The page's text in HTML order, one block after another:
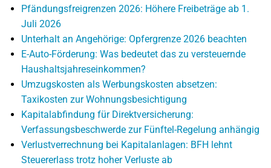
Pfändungsfreigrenzen 2026: Höhere Freibeträge ab 1.
Juli 2026
Unterhalt an Angehörige: Opfergrenze 2026 beachten
E-Auto-Förderung: Was bedeutet das zu versteuernde
Haushaltsjahreseinkommen?
Umzugskosten als Werbungskosten absetzen:
Taxikosten zur Wohnungsbesichtigung
Kapitalabfindung für Direktversicherung:
Verfassungsbeschwerde zur Fünftel-Regelung anhängig
Verlustverrechnung bei Kapitalanlagen: BFH lehnt
Steuererlass trotz hoher Verluste ab